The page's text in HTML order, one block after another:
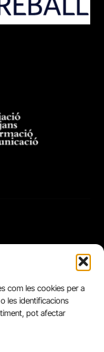
com les cookies per a
les identificacions
pot afectar